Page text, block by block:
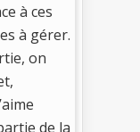
à ces
à gérer.
on
de la